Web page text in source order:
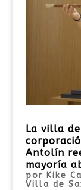
La villa
Antolín
mayoría
por Kike
Villa de